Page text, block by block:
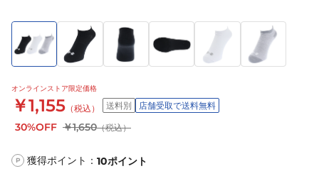
オンラインストア限定価格
￥1,155 （税込） 送料別 店舗受取で送料無料
30%OFF ￥1,650（税込）
P 獲得ポイント： 10ポイント